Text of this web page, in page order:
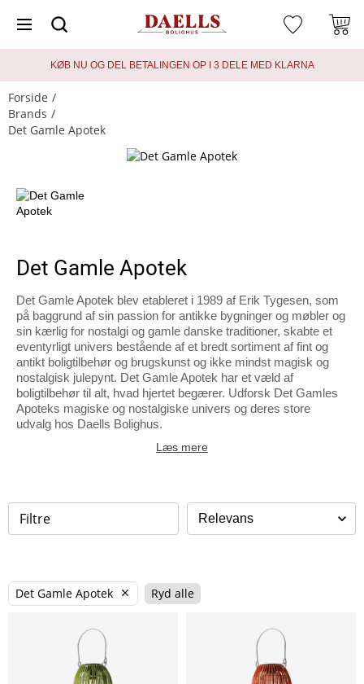
KØB NU OG DEL BETALINGEN OP I 3 DELE MED KLARNA
Forside
Brands
Det Gamle Apotek
Det Gamle Apotek
Det Gamle Apotek blev etableret i 1989 af Erik Tygesen, som
på baggrund af sin passion for antikke bygninger og møbler og
sin kærlig for nostalgi og gamle danske traditioner, skabte et
eventyrligt univers bestående af et bredt sortiment af fint og
antikt boligtilbehør og brugskunst og ikke mindst magisk og
nostalgisk julepynt. Det Gamle Apotek har et væld af
boligtilbehør til alt, hvad hjertet begærer. Udforsk Det Gamles
Apoteks magiske og nostalgiske univers og deres store
udvalg hos Daells Bolighus.
Læs mere
Filtre
Det Gamle Apotek Ryd alle